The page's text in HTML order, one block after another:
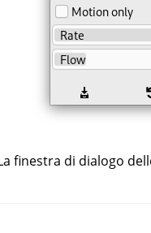
finestra di dialogo